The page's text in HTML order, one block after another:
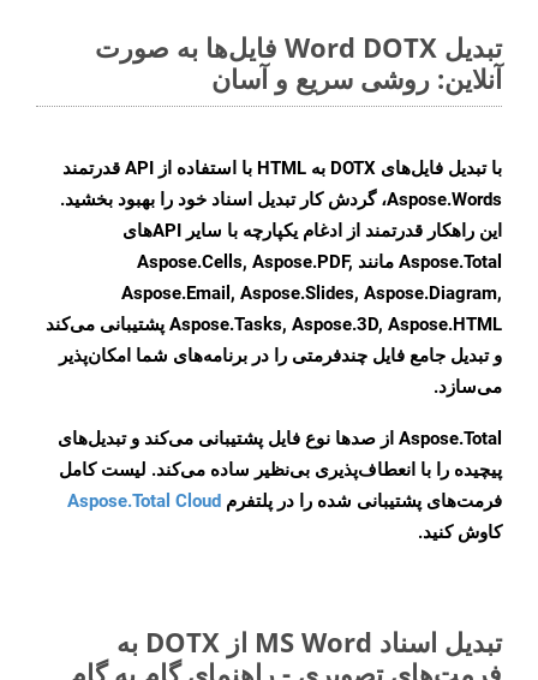
تبدیل Word DOTX فایل‌ها به صورت
آنلاین: روشی سریع و آسان
با تبدیل فایل‌های DOTX به HTML با استفاده از API قدرتمند
Aspose.Words، گردش کار تبدیل اسناد خود را بهبود بخشید.
این راهکار قدرتمند از ادغام یکپارچه با سایر APIهای
Aspose.Total مانند Aspose.Cells, Aspose.PDF,
Aspose.Email, Aspose.Slides, Aspose.Diagram,
Aspose.Tasks, Aspose.3D, Aspose.HTML پشتیبانی می‌کند
و تبدیل جامع فایل چندفرمتی را در برنامه‌های شما امکان‌پذیر
می‌سازد.
Aspose.Total از صدها نوع فایل پشتیبانی می‌کند و تبدیل‌های
پیچیده را با انعطاف‌پذیری بی‌نظیر ساده می‌کند. لیست کامل
فرمت‌های پشتیبانی شده را در پلتفرم Aspose.Total Cloud
کاوش کنید.
تبدیل اسناد MS Word از DOTX به